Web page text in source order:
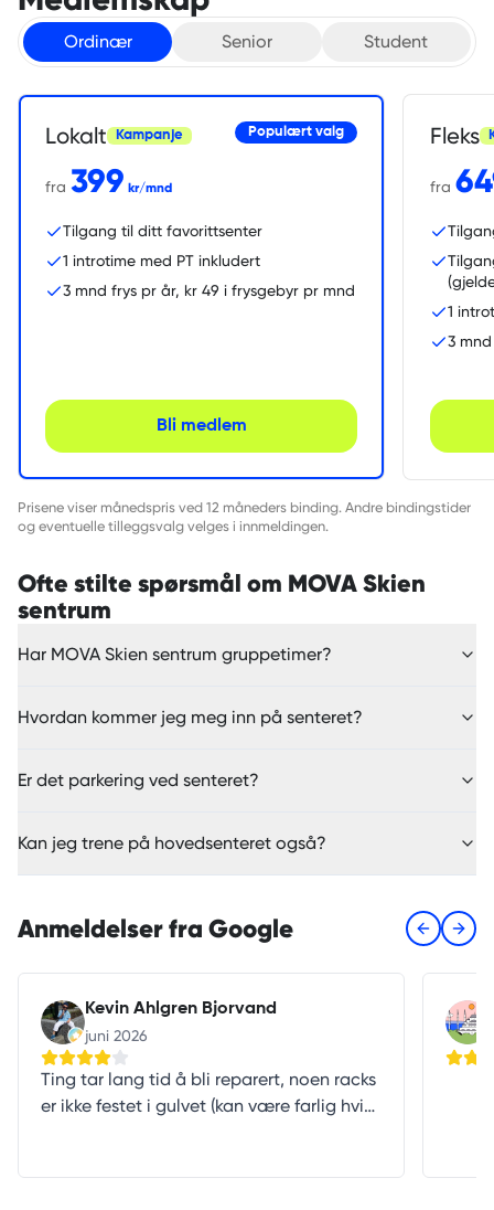
Ordinær Senior Student
Lokalt Kampanje Populært valg
fra 399 kr/mnd
Tilgang til ditt favorittsenter
1 introtime med PT inkludert
3 mnd frys pr år, kr 49 i frysgebyr pr mnd
Bli medlem
Fleks
fra
1
3
Prisene viser månedspris ved 12 måneders binding. Andre bindingstider
og eventuelle tilleggsvalg velges i innmeldingen.
Ofte stilte spørsmål om MOVA Skien
sentrum
Har MOVA Skien sentrum gruppetimer?
Hvordan kommer jeg meg inn på senteret?
Er det parkering ved senteret?
Kan jeg trene på hovedsenteret også?
Anmeldelser fra Google Previous
Next
Kevin Ahlgren Bjorvand
juni 2026
Ting tar lang tid å bli reparert, noen racks
er ikke festet i gulvet (kan være farlig hvis
og maskinene er meh. Men skal ikke klage.